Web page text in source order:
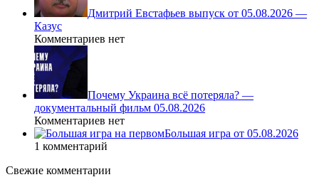
Дмитрий Евстафьев выпуск от 05.08.2026 —
Казус
Комментариев нет
Почему Украина всё потеряла? —
документальный фильм 05.08.2026
Комментариев нет
Большая игра от 05.08.2026
1 комментарий
Свежие комментарии